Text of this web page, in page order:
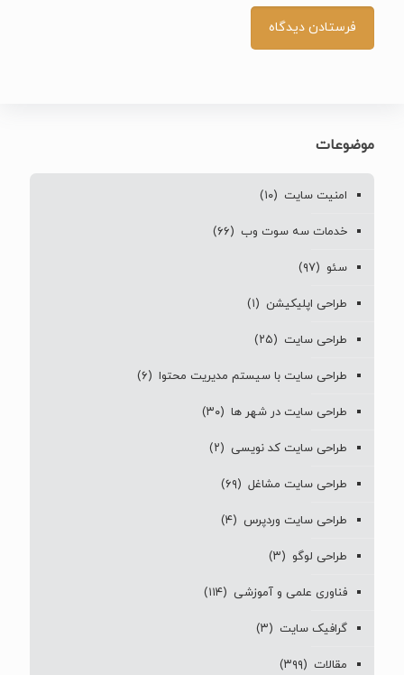
موضوعات
امنیت سایت (۱۰)
خدمات سه سوت وب (۶۶)
سئو (۹۷)
طراحی اپلیکیشن (۱)
طراحی سایت (۲۵)
طراحی سایت با سیستم مدیریت محتوا (۶)
طراحی سایت در شهر ها (۳۰)
طراحی سایت کد نویسی (۲)
طراحی سایت مشاغل (۶۹)
طراحی سایت وردپرس (۴)
طراحی لوگو (۳)
فناوری علمی و آموزشی (۱۱۴)
گرافیک سایت (۳)
مقالات (۳۹۹)